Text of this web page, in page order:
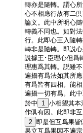
轉亦是隨轉。謂心
心不相應行故有二
論文。此中所明心
轉義不同也。如對
行。此即心王入隨
轉非是隨轉。即説
説據王･臣理心但爲
理惠爲其轉。説
遍攝有爲法如其所
有爲皆有四相。能
遍攝一切有爲。此
於中
1 小相望其本
作倶有因。此即非
2 即是但互爲果
果立互爲果因不遍